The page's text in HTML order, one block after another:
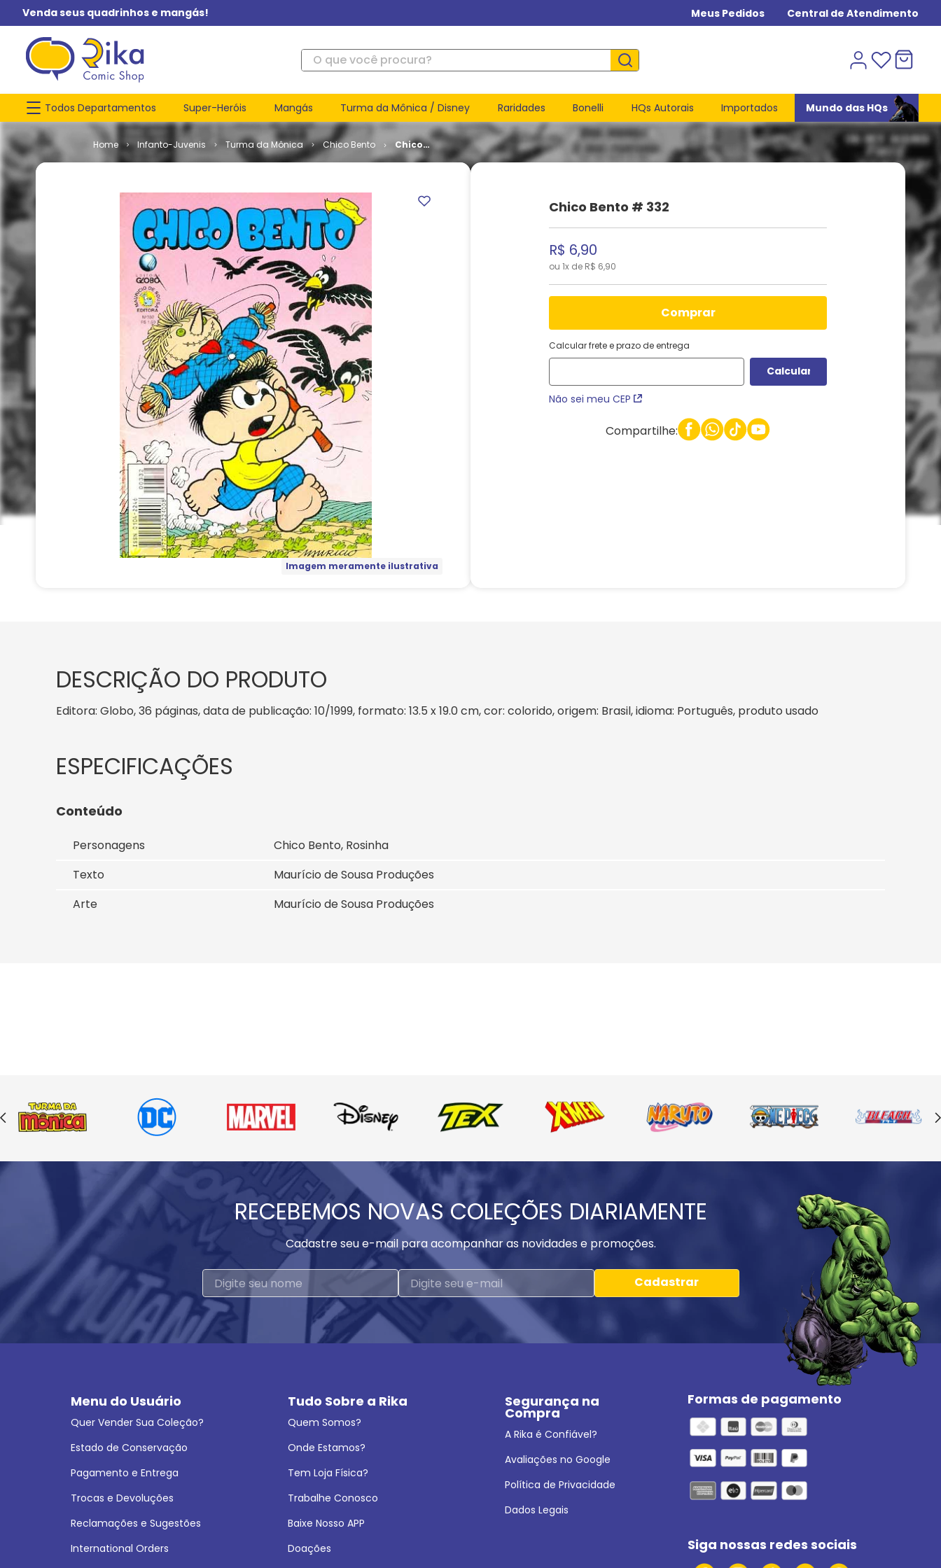
Venda seus quadrinhos e mangás! Meus Pedidos Central de Atendimento
O que você procura?
Todos Departamentos Super-Heróis Mangás Turma da Mônica / Disney Raridades Bonelli HQs Autorais Importados Mundo das HQs
Infanto-Juvenis Turma da Mônica Chico Bento
Chico
Bento #
Imagem meramente ilustrativa
Chico Bento # 332
R$ 6,90
ou 1x de R$ 6,90
comprar
Calcular frete e prazo de entrega
Não sei meu CEP
Compartilhe:
DESCRIÇÃO DO PRODUTO
Editora: Globo, 36 páginas, data de publicação: 10/1999, formato: 13.5 x 19.0 cm, cor: colorido, origem: Brasil, idioma: Português, produto usado
Conteúdo
Personagens
Chico Bento, Rosinha
Texto
Maurício de Sousa Produções
Arte
Maurício de Sousa Produções
RECEBEMOS NOVAS COLEÇÕES DIARIAMENTE
Cadastre seu e-mail para acompanhar as novidades e promoções.
Cadastrar
Menu do Usuário
Quer Vender Sua Coleção?
Estado de Conservação
Pagamento e Entrega
Trocas e Devoluções
Reclamações e Sugestões
International Orders
Tudo Sobre a Rika
Quem Somos?
Onde Estamos?
Tem Loja Física?
Trabalhe Conosco
Baixe Nosso APP
Doações
Segurança na
Compra
A Rika é Confiável?
Avaliações no Google
Política de Privacidade
Dados Legais
Formas de pagamento
Siga nossas redes sociais